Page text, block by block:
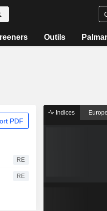
Outils
PDF
RE
RE
Indices Europe